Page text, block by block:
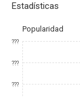
Estadísticas
Popularidad
???
???
???